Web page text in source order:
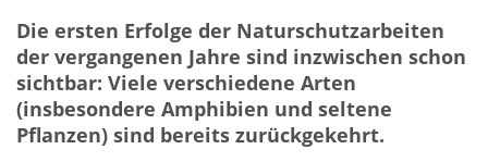
Die ersten Erfolge der Naturschutzarbeiten
der vergangenen Jahre sind inzwischen schon
sichtbar: Viele verschiedene Arten
(insbesondere Amphibien und seltene
Pflanzen) sind bereits zurückgekehrt.